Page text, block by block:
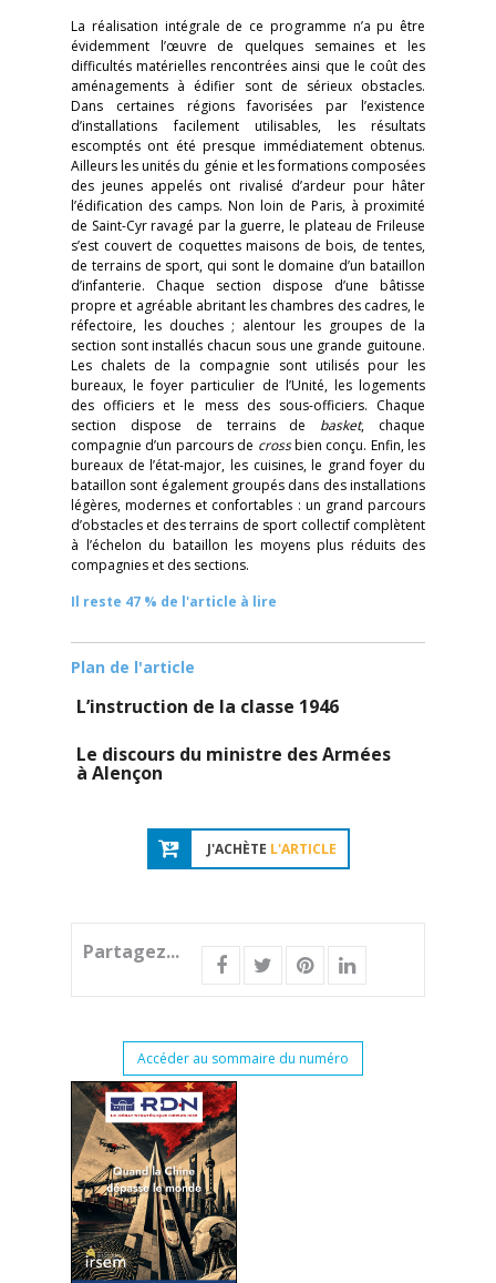
La réalisation intégrale de ce programme n’a pu être
évidemment l’œuvre de quelques semaines et les
difficultés matérielles rencontrées ainsi que le coût des
aménagements à édifier sont de sérieux obstacles.
Dans certaines régions favorisées par l’existence
d’installations facilement utilisables, les résultats
escomptés ont été presque immédiatement obtenus.
Ailleurs les unités du génie et les formations composées
des jeunes appelés ont rivalisé d’ardeur pour hâter
l’édification des camps. Non loin de Paris, à proximité
de Saint-Cyr ravagé par la guerre, le plateau de Frileuse
s’est couvert de coquettes maisons de bois, de tentes,
de terrains de sport, qui sont le domaine d’un bataillon
d’infanterie. Chaque section dispose d’une bâtisse
propre et agréable abritant les chambres des cadres, le
réfectoire, les douches ; alentour les groupes de la
section sont installés chacun sous une grande guitoune.
Les chalets de la compagnie sont utilisés pour les
bureaux, le foyer particulier de l’Unité, les logements
des officiers et le mess des sous-officiers. Chaque
section dispose de terrains de basket, chaque
compagnie d’un parcours de crossbien conçu. Enfin, les
bureaux de l’état-major, les cuisines, le grand foyer du
bataillon sont également groupés dans des installations
légères, modernes et confortables : un grand parcours
d’obstacles et des terrains de sport collectif complètent
à l’échelon du bataillon les moyens plus réduits des
compagnies et des sections.
Il reste 47 % de l'article à lire
Plan de l'article
L’instruction de la classe 1946
Le discours du ministre des Armées
à Alençon
J'ACHÈTE L'ARTICLE
Partagez...
Accéder au sommaire du numéro